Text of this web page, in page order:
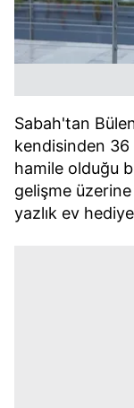
Sabah'tan
kendisinden 36
hamile olduğu
gelişme
yazlık ev